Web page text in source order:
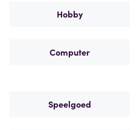
Hobby
Computer
Speelgoed